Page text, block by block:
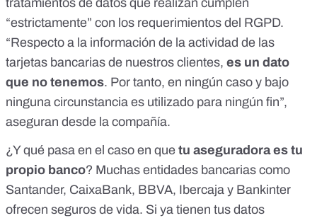
tratamientos de datos que realizan cumplen
“estrictamente” con los requerimientos del RGPD.
“Respecto a la información de la actividad de las
tarjetas bancarias de nuestros clientes, es un dato
que no tenemos. Por tanto, en ningún caso y bajo
ninguna circunstancia es utilizado para ningún fin”,
aseguran desde la compañía.
¿Y qué pasa en el caso en que tu aseguradora es tu
propio banco? Muchas entidades bancarias como
Santander, CaixaBank, BBVA, Ibercaja y Bankinter
ofrecen seguros de vida. Si ya tienen tus datos